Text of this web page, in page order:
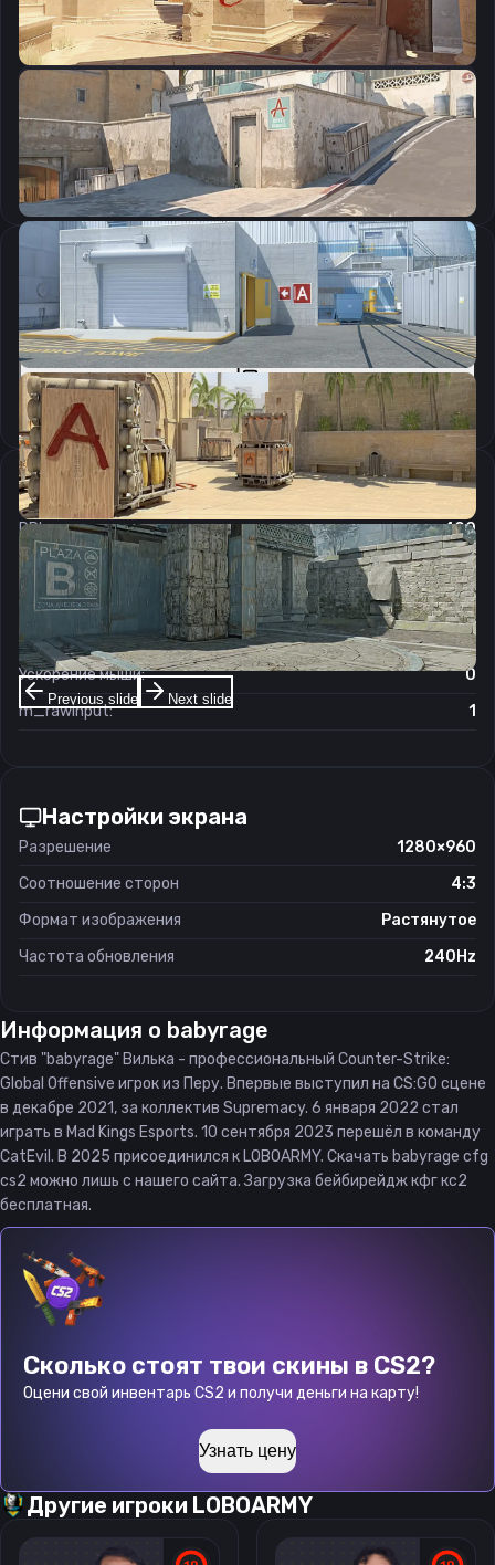
Previous slide Next slide
CSGO-9uDHy-WKxu4-ExQ9D-64Kao-5jMHA
Скопировать
Параметры запуска
-freq 240 -language english -novid
Скопировать
Настройки мыши
DPI:
400
Чувствительность мыши в игре:
3.09
Чувствительность мыши в зуме:
0.8
Чувствительность мыши в Windows:
6/11
Ускорение мыши:
0
m_rawinput:
1
Настройки экрана
Разрешение
1280×960
Соотношение сторон
4:3
Формат изображения
Растянутое
Частота обновления
240Hz
Информация о babyrage
Стив "babyrage" Вилька - профессиональный Counter-Strike:
Global Offensive игрок из Перу. Впервые выступил на CS:GO сцене
в декабре 2021, за коллектив Supremacy. 6 января 2022 стал
играть в Mad Kings Esports. 10 сентября 2023 перешёл в команду
CatEvil. В 2025 присоединился к LOBOARMY. Скачать babyrage cfg
cs2 можно лишь с нашего сайта. Загрузка бейбирейдж кфг кс2
бесплатная.
Сколько стоят твои скины в CS2?
Оцени свой инвентарь CS2 и получи деньги на карту!
Узнать цену
Другие игроки LOBOARMY